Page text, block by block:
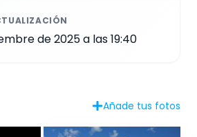
de 2025 a las 19:40
Añade tus fotos